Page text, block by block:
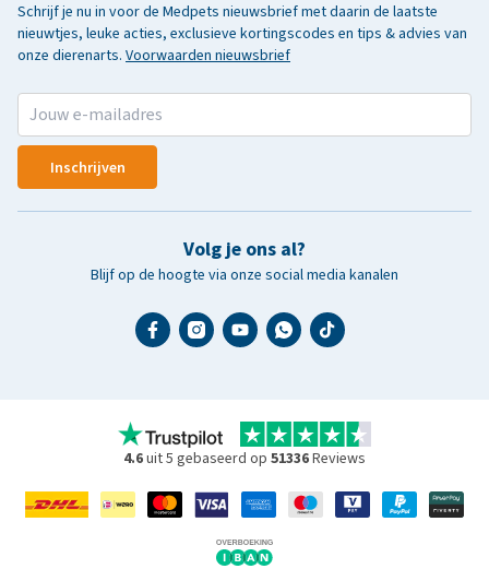
Schrijf je nu in voor de Medpets nieuwsbrief met daarin de laatste
nieuwtjes, leuke acties, exclusieve kortingscodes en tips & advies van
onze dierenarts. Voorwaarden nieuwsbrief
Inschrijven
Volg je ons al?
Blijf op de hoogte via onze social media kanalen
4.6uit 5 gebaseerd op 51336Reviews